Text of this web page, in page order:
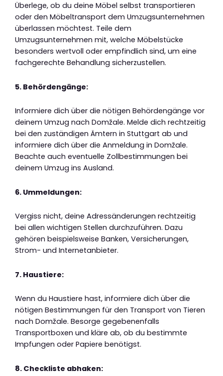
Überlege, ob du deine Möbel selbst transportieren
oder den Möbeltransport dem Umzugsunternehmen
überlassen möchtest. Teile dem
Umzugsunternehmen mit, welche Möbelstücke
besonders wertvoll oder empfindlich sind, um eine
fachgerechte Behandlung sicherzustellen.
5. Behördengänge:
Informiere dich über die nötigen Behördengänge vor
deinem Umzug nach Domžale. Melde dich rechtzeitig
bei den zuständigen Ämtern in Stuttgart ab und
informiere dich über die Anmeldung in Domžale.
Beachte auch eventuelle Zollbestimmungen bei
deinem Umzug ins Ausland.
6. Ummeldungen:
Vergiss nicht, deine Adressänderungen rechtzeitig
bei allen wichtigen Stellen durchzuführen. Dazu
gehören beispielsweise Banken, Versicherungen,
Strom- und Internetanbieter.
7. Haustiere:
Wenn du Haustiere hast, informiere dich über die
nötigen Bestimmungen für den Transport von Tieren
nach Domžale. Besorge gegebenenfalls
Transportboxen und kläre ab, ob du bestimmte
Impfungen oder Papiere benötigst.
8. Checkliste abhaken: